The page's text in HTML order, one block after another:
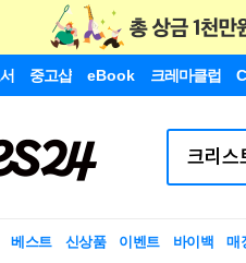
중고샵 eBook 크레마클럽
베스트 신상품 이벤트 바이백 매